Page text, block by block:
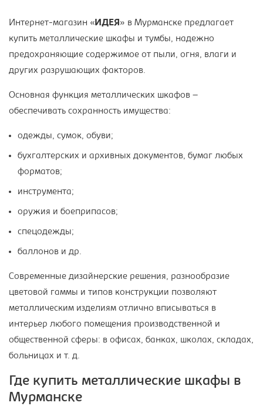
Интернет-магазин «ИДЕЯ» в Мурманске предлагает
купить металлические шкафы и тумбы, надежно
предохраняющие содержимое от пыли, огня, влаги и
других разрушающих факторов.
Основная функция металлических шкафов –
обеспечивать сохранность имущества:
одежды, сумок, обуви;
бухгалтерских и архивных документов, бумаг любых
форматов;
инструмента;
оружия и боеприпасов;
спецодежды;
баллонов и др.
Современные дизайнерские решения, разнообразие
цветовой гаммы и типов конструкции позволяют
металлическим изделиям отлично вписываться в
интерьер любого помещения производственной и
общественной сферы: в офисах, банках, школах, складах,
больницах и т. д.
Где купить металлические шкафы в
Мурманске